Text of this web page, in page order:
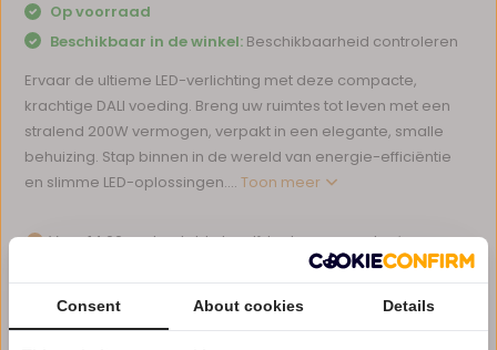
Op voorraad
Beschikbaar in de winkel: Beschikbaarheid controleren
Ervaar de ultieme LED-verlichting met deze compacte,
krachtige DALI voeding. Breng uw ruimtes tot leven met een
stralend 200W vermogen, verpakt in een elegante, smalle
behuizing. Stap binnen in de wereld van energie-efficiëntie
en slimme LED-oplossingen....Toon meer
Voor 14:00 uur besteld, dezelfde dag verzonden*
1 tot 10 jaar garantie op verlichting
Afhalen in ons magazijn direct mogelijk
Consent About cookies Details